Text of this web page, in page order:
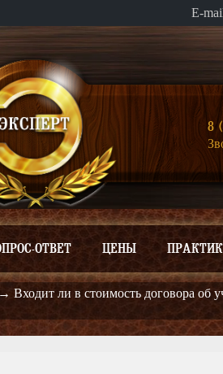
E-
8
ОТВЕТ ЦЕНЫ
→ Входит ли в стоимость договора об